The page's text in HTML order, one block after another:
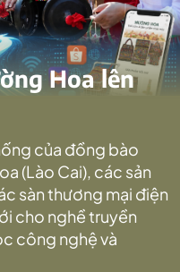
Hoa lên
của đồng bào
(Lào Cai), các sản
sàn thương mại điện
cho nghề truyền
công nghệ và